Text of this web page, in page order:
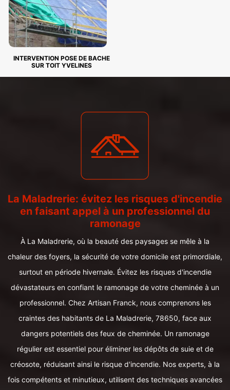
INTERVENTION POSE DE BACHE
SUR TOIT YVELINES
La Maladrerie: évitez les risques d'incendie
en faisant appel à un professionnel du
ramonage
À La Maladrerie, où la beauté des paysages se mêle à la
chaleur des foyers, la sécurité de votre domicile est primordiale,
surtout en période hivernale. Évitez les risques d'incendie
dévastateurs en confiant le ramonage de votre cheminée à un
professionnel. Chez Artisan Franck, nous comprenons les
craintes des habitants de La Maladrerie, 78650, face aux
dangers potentiels des feux de cheminée. Un ramonage
régulier est essentiel pour éliminer les dépôts de suie et de
créosote, réduisant ainsi le risque d'incendie. Nos experts, à la
fois compétents et minutieux, utilisent des techniques avancées